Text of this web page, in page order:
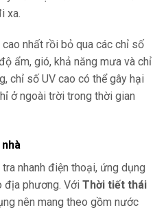
xa.
nhất rồi bỏ qua các chỉ số
ẩm, gió, khả năng mưa và chỉ
chỉ số UV cao có thể gây hại
ở ngoài trời trong thời gian
nhanh điện thoại, ứng dụng
địa phương. Với Thời tiết thái
nên mang theo gồm nước